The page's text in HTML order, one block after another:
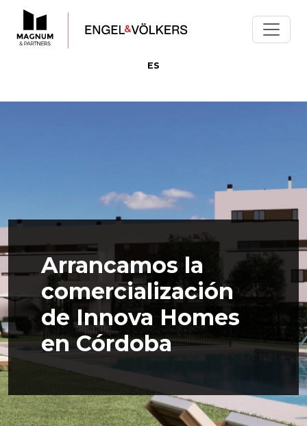
ES
Arrancamos la
comercialización
de Innova Homes
en Córdoba